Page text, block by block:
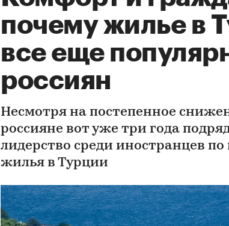
почему жилье в
все еще
россиян
Несмотря на постепенное
россияне вот уже три года
лидерство среди иностранцев
жилья в Турции